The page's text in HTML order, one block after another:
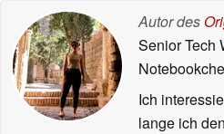
Autor des
Senior Tech
Ich
lange ich